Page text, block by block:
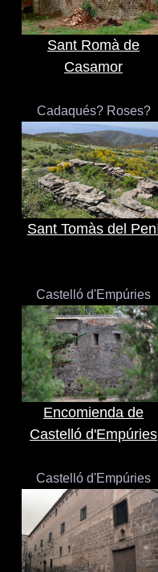
Sant Romà de
Casamor
Cadaqués? Roses?
Sant Tomàs del
Castelló d'Empúries
Encomienda de
Castelló d'Empúries
Castelló d'Empúries